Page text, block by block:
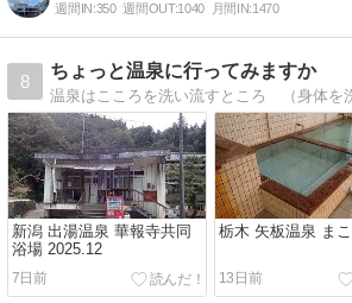
週間IN:350 週間OUT:1040 月間IN:1470
8
ちょっと温泉に行ってみますか
新潟 出湯温泉 華報寺共同
浴場 2025.12
7日前
栃木 矢板温泉 ま
13日前